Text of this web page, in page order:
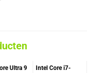
Ultra 9
Intel Core i7-